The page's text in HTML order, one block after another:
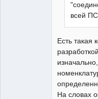
всей ПС
Есть
На словах